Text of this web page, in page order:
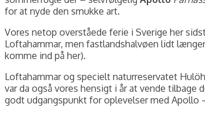
for at nyde den smukke art.
Vores netop overståede ferie i Sverige her
Loftahammar, men fastlandshalvøen lidt
komme ind på her).
Loftahammar og specielt naturreservatet
var da også vores hensigt i år at vende
godt udgangspunkt for oplevelser med Apollo